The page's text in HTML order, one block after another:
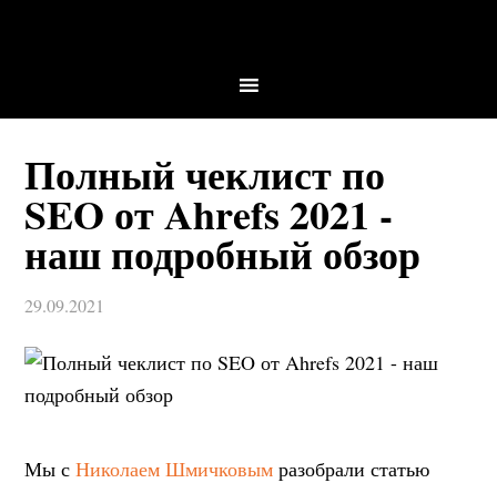
Полный чеклист по
SEO от Ahrefs 2021 -
наш подробный обзор
29.09.2021
Мы сНиколаем Шмичковым разобрали статью